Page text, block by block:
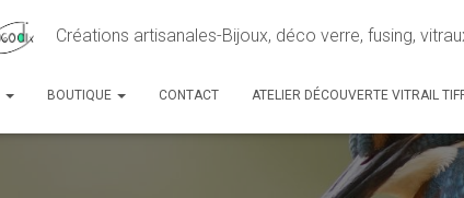
Créations artisanales-Bijoux, déco verre, fusing,
BOUTIQUE CONTACT ATELIER DÉCOUVERTE VITRAIL